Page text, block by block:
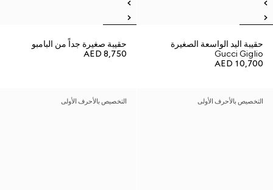
حقيبة اليد الواسعة الصغيرة
Gucci Giglio
AED 10,700
حقيبة صغيرة جداً من البامبو
AED 8,750
التخصيص بالأحرف الأولى التخصيص بالأحرف الأولى